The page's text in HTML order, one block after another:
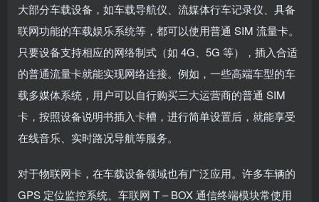
大部分车载设备，如车载导航仪、流媒体行车记录仪、具备
联网功能的车载娱乐系统等，都可以使用普通 SIM 流量卡。
只要设备支持相应的网络制式（如 4G、5G 等），插入合适
的普通流量卡就能实现网络连接。例如，一些高端车型的车
载多媒体系统，用户可以自行购买三大运营商的普通 SIM
卡，按照设备说明书插入卡槽，进行简单设置后，就能享受
在线音乐、实时路况导航等服务。
对于物联网卡，在车载设备领域也有广泛应用。许多车辆的
GPS 定位监控系统、车联网 T – BOX 通信终端模块常使用